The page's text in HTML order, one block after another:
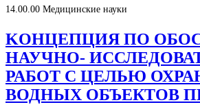
14.00.00 Медицинские науки
KОНЦЕПЦИЯ ПО
НАУЧНО-
РАБОТ С ЦЕЛЬЮ
ВОДНЫХ ОБЪЕКТОВ